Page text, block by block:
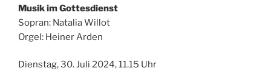
Musik im Gottesdienst
Sopran: Natalia Willot
Orgel: Heiner Arden
Dienstag, 30. Juli 2024, 11.15 Uhr